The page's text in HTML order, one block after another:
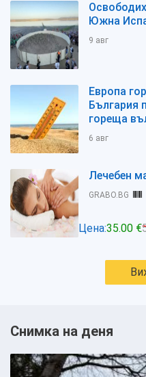
Южна
9 авг
Европа
България
гореща
6 авг
Лечебен
GRABO.BG
Цена:35.00 €
Снимка на деня